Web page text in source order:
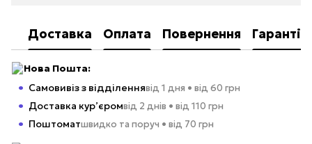
Доставка Оплата Повернення Гарантія
Нова Пошта:
Самовивіз з відділеннявід 1 дня • від 60 грн
Доставка кур’єромвід 2 днів • від 110 грн
Поштоматшвидко та поруч • від 70 грн